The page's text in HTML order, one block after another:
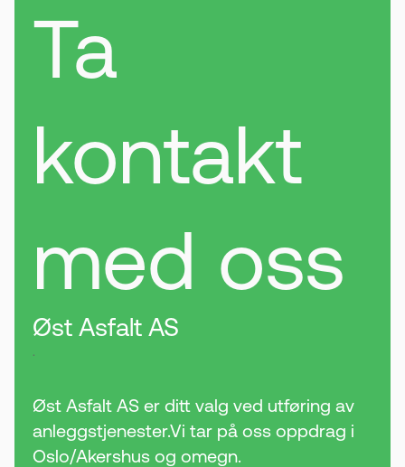
Ta
kontakt
med oss
Øst Asfalt AS
.
Øst Asfalt AS er ditt valg ved utføring av
anleggstjenester.Vi tar på oss oppdrag i
Oslo/Akershus og omegn.